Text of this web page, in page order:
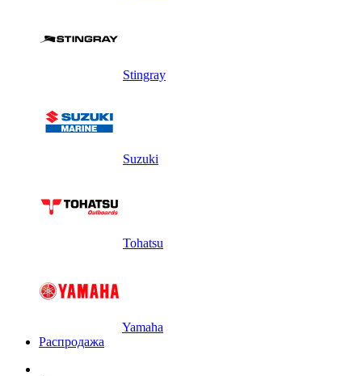
Stingray
Suzuki
Tohatsu
Yamaha
Распродажа